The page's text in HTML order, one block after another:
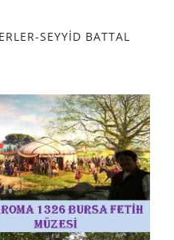
SEYYİD BATTAL